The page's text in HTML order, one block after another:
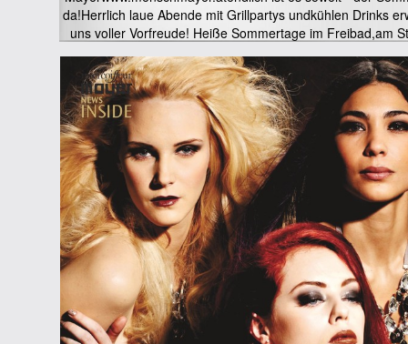
da!Herrlich laue Abende mit Grillpartys undkühlen Drinks
uns voller Vorfreude! Heiße Sommertage im Freibad,am